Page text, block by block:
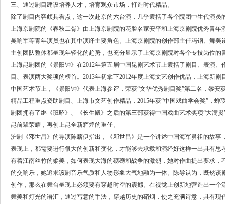
三、通过剧目建设培养人才，培育观众市场，打造时代精品。
除了剧目内容颇具看点，这一次赴京的六台演，几乎囊括了各个院团中生代演员
上海京剧院的《春秋二胥》由上海京剧院的花脸名家安平和上海京剧院优秀青
吴响军等青年演员也在其中演绎主要角色。上海京剧院的创作部主任冯钢、舞
主创团队整体都呈现年轻化的趋势，也充分显示了上海京剧院对各个专技岗位的
上海昆剧团的《景阳钟》在2012年第五届中国昆剧艺术节上囊括了剧目、表演
目、表演两大奖项的榜首。2013年初拿下2012年度上海文艺创作优品，上海新
中国艺术节上，《景阳钟》代表上海参评，荣获“文华优秀剧目奖”第二名，黎安
精品工程重点资助剧目、上海市文艺创作精品，2015年获“中国戏曲学会奖”，
剧团拥有了继《班昭》、《长生殿》之后的第三部获得中国戏曲艺术奖项“大满
昆前辈荣耀，再创上昆全新辉煌的重任。
沪剧《邓世昌》的导演陈薪伊指出，《邓世昌》是一个讲述中国海军鼻祖的故
表现上，都需要进行很大的创新和变化，才能够去承载和演绎好这样一出具有
有着江南丝竹的柔美，如何表现大海的磅礴和战争的激烈，她对作曲提出要求
的交响乐，她追求该剧音乐气质和人物形象大气地融为一体。陈导认为，既然
创作，那么在舞台呈现上必须要有穿越时空的震撼。在视觉上创新地营造出一
舞美和灯光的语汇，通过写意的手法，穿越历史的硝烟，使之充满诗意，具有现